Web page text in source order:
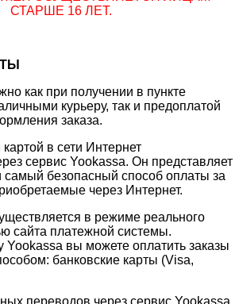
СТАРШЕ 16 ЛЕТ.
как при получении в пункте
курьеру, так и предоплатой
заказа.
в сети Интернет
сервис Yookassa. Он представляет
самый безопасный способ оплаты за
через Интернет.
в режиме реального
сайта платежной системы.
Yookassa вы можете оплатить заказы
банковские карты (Visa,
переводов через сервис Yookassa